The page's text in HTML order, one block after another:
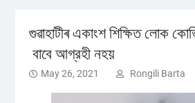
গুৱাহাটীৰ একাংশ শিক্ষিত লোক
বাবে আগ্রহী নহয়
May 26, 2021 Rongili Barta